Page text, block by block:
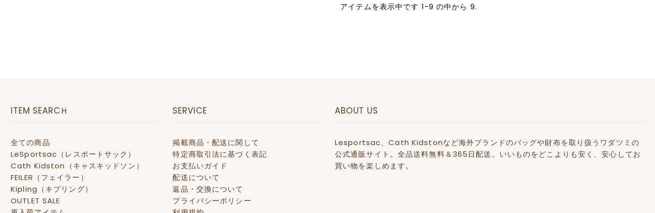
アイテムを表示中です 1-9 の中から 9.
ITEM SEARCＨ
全ての商品
LeSportsac（レスポートサック）
Cath Kidston（キャスキッドソン）
FEILER（フェイラー）
Kipling（キプリング）
OUTLET SALE
SERVICE
掲載商品・配送に関して
特定商取引法に基づく表記
お支払いガイド
配送について
返品・交換について
プライバシーポリシー
ABOUT US
Lesportsac、Cath Kidstonなど海外ブランドのバッグや財布を取り扱うワダツミの
公式通販サイト。全品送料無料＆365日配送。いいものをどこよりも安く、安心してお
買い物を楽しめます。